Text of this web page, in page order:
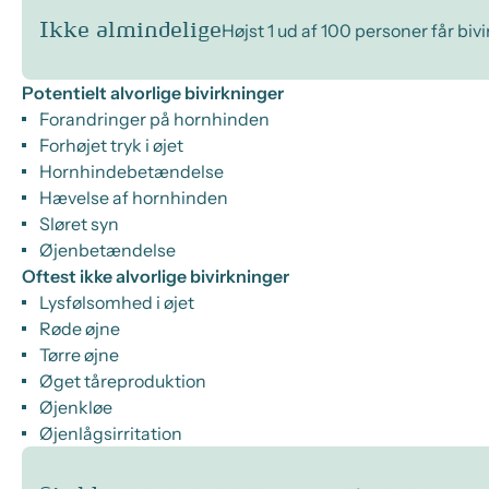
Ikke almindeligeHøjst 1 ud af 100 personer får
Potentielt alvorlige bivirkninger
Forandringer på hornhinden
Forhøjet tryk i øjet
Hornhindebetændelse
Hævelse af hornhinden
Sløret syn
Øjenbetændelse
Oftest ikke alvorlige bivirkninger
Lysfølsomhed i øjet
Røde øjne
Tørre øjne
Øget tåreproduktion
Øjenkløe
Øjenlågsirritation